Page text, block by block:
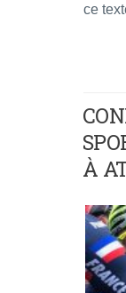
ce
À